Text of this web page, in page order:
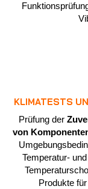
KLIMATESTS
Prüfung der
von
Temperatur-
Produkte